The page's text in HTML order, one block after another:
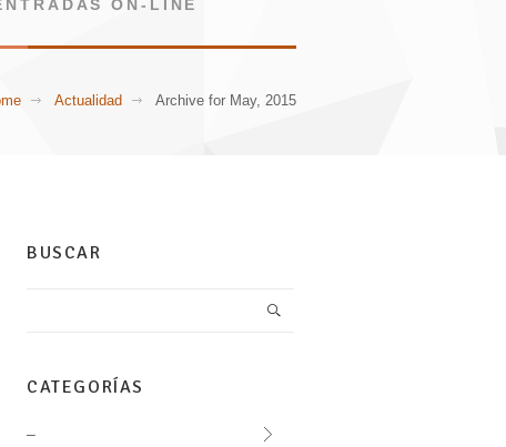
ON-LINE
Actualidad Archive for May, 2015
BUSCAR
CATEGORÍAS
–